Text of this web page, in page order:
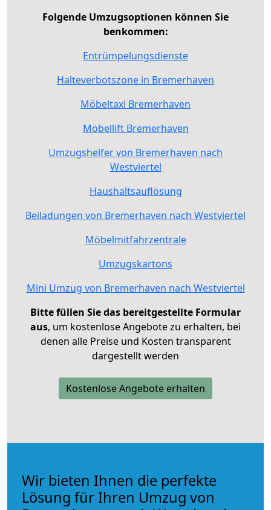
Folgende Umzugsoptionen können Sie
benkommen:
Entrümpelungsdienste
Halteverbotszone in Bremerhaven
Möbeltaxi Bremerhaven
Möbellift Bremerhaven
Umzugshelfer von Bremerhaven nach
Westviertel
Haushaltsauflösung
Beiladungen von Bremerhaven nach Westviertel
Möbelmitfahrzentrale
Umzugskartons
Mini Umzug von Bremerhaven nach Westviertel
Bitte füllen Sie das bereitgestellte Formular
aus, um kostenlose Angebote zu erhalten, bei
denen alle Preise und Kosten transparent
dargestellt werden
Kostenlose Angebote erhalten
Wir bieten Ihnen die perfekte
Lösung für Ihren Umzug von